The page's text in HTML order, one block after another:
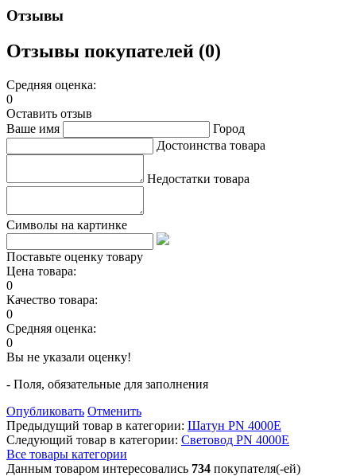
Отзывы
Отзывы покупателей (0)
Средняя оценка:
0
Оставить отзыв
Ваше имя
Город
Достоинства товара
Недостатки товара
Символы на картинке
Поставьте оценку товару
Цена товара:
0
Качество товара:
0
Средняя оценка:
0
Вы не указали оценку!
- Поля, обязательные для заполнения
Опубликовать Отменить
Предыдущий товар в категории: Шатун PN 4000E
Следующий товар в категории: Световод PN 4000E
Все товары категории
Данным товаром интересовались 734 покупателя(-ей)